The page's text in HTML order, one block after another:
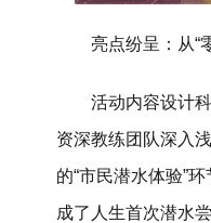
亮点纷呈：从“
活动内容设计
资深教练团队深入
的“市民潜水体验”
成了人生首次潜水